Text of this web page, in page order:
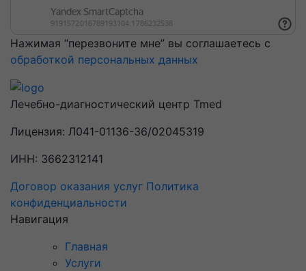
Нажимая “перезвоните мне” вы соглашаетесь с
обработкой персональных данных
Лечебно-диагностический центр Tmed
Лицензия: Л041-01136-36/02045319
ИНН: 3662312141
Договор оказания услуг Политика
конфиденциальности
Навигация
Главная
Услуги